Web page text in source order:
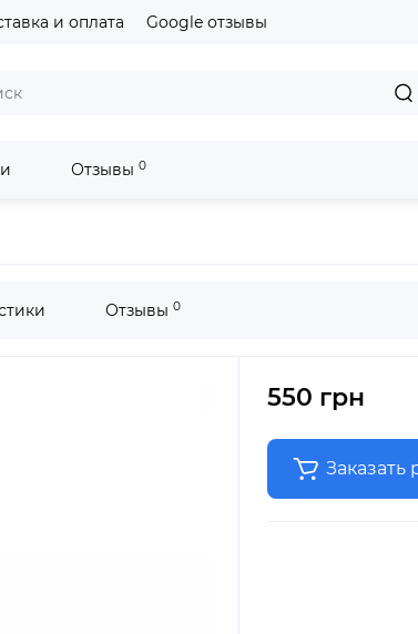
и оплата Google отзывы
Отзывы 0
Отзывы 0
550 грн
Заказать